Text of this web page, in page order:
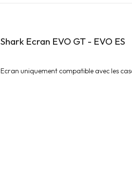
Shark Ecran EVO GT - EVO ES
Ecran uniquement compatible avec les